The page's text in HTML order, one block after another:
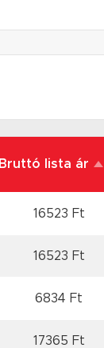
Bruttó lista ár
16523 Ft
16523 Ft
6834 Ft
17365 Ft